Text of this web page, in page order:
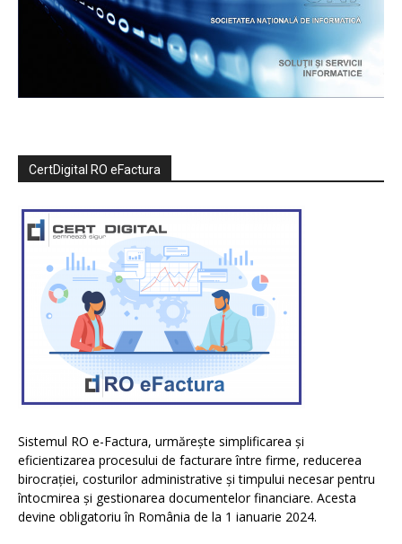
CertDigital RO eFactura
Sistemul RO e-Factura, urmărește simplificarea și
eficientizarea procesului de facturare între firme, reducerea
birocrației, costurilor administrative și timpului necesar pentru
întocmirea și gestionarea documentelor financiare. Acesta
devine obligatoriu în România de la 1 ianuarie 2024.